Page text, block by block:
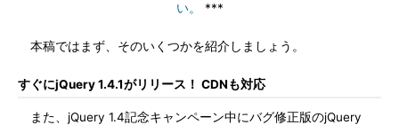
い。
***
本稿ではまず、そのいくつかを紹介しましょう。
すぐにjQuery 1.4.1がリリース！ CDNも対応
また、jQuery 1.4記念キャンペーン中にバグ修正版のjQuery